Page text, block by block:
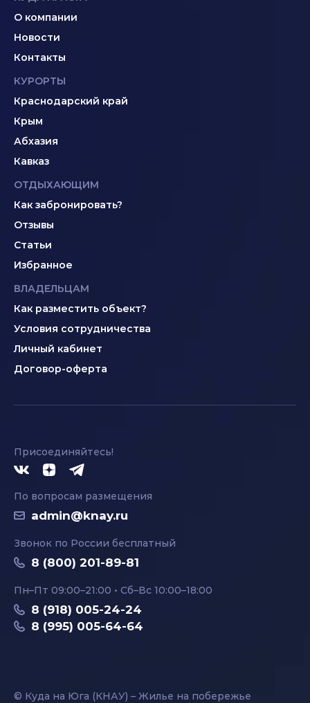
О компании
Новости
Контакты
КУРОРТЫ
Краснодарский край
Крым
Абхазия
Кавказ
ОТДЫХАЮЩИМ
Как забронировать?
Отзывы
Статьи
Избранное
ВЛАДЕЛЬЦАМ
Как разместить объект?
Условия сотрудничества
Личный кабинет
Договор-оферта
Присоединяйтесь!
По вопросам размещения
admin@knay.ru
Звонок по России бесплатный
8 (800) 201-89-81
Пн–Пт 09:00–21:00 • Сб–Вс 10:00–18:00
8 (918) 005-24-24
8 (995) 005-64-64
© Куда на Юга (КНАУ) – Жилье на побережье